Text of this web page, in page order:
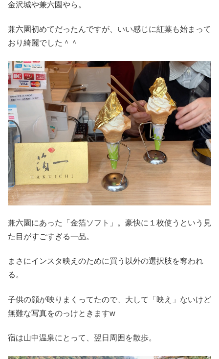
金沢城や兼六園やら。
兼六園初めてだったんですが、いい感じに紅葉も始まって
おり綺麗でした＾＾
兼六園にあった「金箔ソフト」。豪快に１枚使うという見
た目がすごすぎる一品。
まさにインスタ映えのために買う以外の選択肢を奪われ
る。
子供の顔が映りまくってたので、大して「映え」ないけど
無難な写真をのっけときますw
宿は山中温泉にとって、翌日周囲を散歩。